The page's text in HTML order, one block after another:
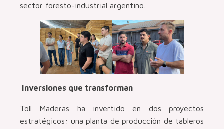
sector foresto-industrial argentino.
Inversiones que transforman
Toll Maderas ha invertido en dos proyectos
estratégicos: una planta de producción de tableros